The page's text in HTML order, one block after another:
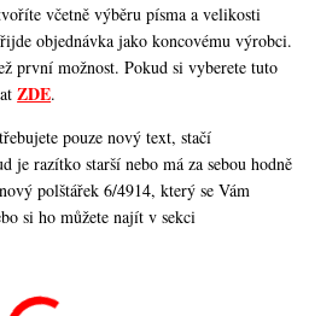
včetně výběru písma a velikosti
objednávka jako koncovému výrobci.
první možnost. Pokud si vyberete tuto
ZDE.
pouze nový text, stačí
je razítko starší nebo má za sebou hodně
polštářek 6/4914, který se Vám
si ho můžete najít v sekci